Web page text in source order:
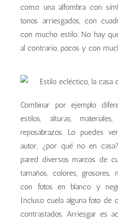
como una alfombra con
tonos arriesgados, con
con mucho estilo. No hay
al contrario, pocos y con
Combinar por ejemplo
estilos, alturas,
reposabrazos. Lo puedes
autor, ¿por qué no en
pared diversos marcos de
tamaños, colores, grosores,
con fotos en blanco y
Incluso cuela alguna foto de
contrastados. Arriesgar es